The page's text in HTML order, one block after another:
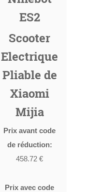
ES2
Scooter
Electrique
Pliable de
Xiaomi
Mijia
Prix avant code
de réduction:
458.72 €
Prix avec code